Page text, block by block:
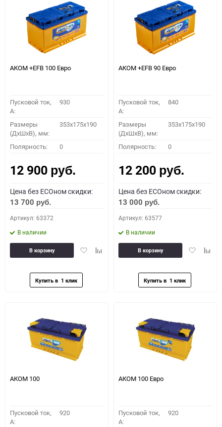
АКОМ +EFB 100 Евро
Пусковой ток,
A:
930
Размеры
(ДхШхВ), мм:
353x175x190
Полярность: 0
12 900 руб.
Цена без ECOном скидки:
13 700 руб.
Артикул: 63372
В наличии
ДобавитьДобавить
В корзину
АКОМ +EFB 90 Евро
Пусковой ток,
A:
840
Размеры
(ДхШхВ), мм:
353x175x190
Полярность: 0
12 200 руб.
Цена без ECOном скидки:
13 000 руб.
Артикул: 63577
В наличии
Добавить
В корзину
АКОМ 100
Пусковой ток,
A:
920
АКОМ 100 Евро
Пусковой ток,
A:
920